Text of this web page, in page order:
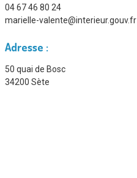
04 67 46 80 24
marielle-valente@interieur.gouv.fr
Adresse :
50 quai de Bosc
34200 Sète